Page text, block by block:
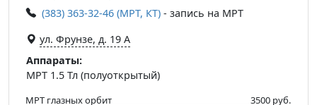
(383) 363-32-46 (МРТ, КТ) - запись на МРТ
ул. Фрунзе, д. 19 А
Аппараты:
МРТ 1.5 Тл (полуоткрытый)
МРТ глазных орбит
3500 руб.